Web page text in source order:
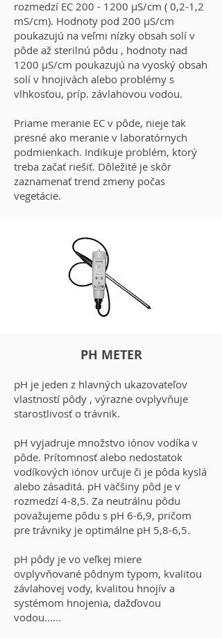
rozmedzí EC 200 - 1200 μS/cm ( 0,2-1,2
mS/cm). Hodnoty pod 200 μS/cm
poukazujú na veľmi nízky obsah solí v
pôde až sterilnú pôdu , hodnoty nad
1200 μS/cm poukazujú na vyoský obsah
solí v hnojivách alebo problémy s
vlhkosťou, príp. závlahovou vodou.
Priame meranie EC v pôde, nieje tak
presné ako meranie v laboratórnych
podmienkach. Indikuje problém, ktorý
treba začať riešiť. Dôležité je skôr
zaznamenať trend zmeny počas
vegetácie.
PH METER
pH je jeden z hlavných ukazovateľov
vlastností pôdy , výrazne ovplyvňuje
starostlivosť o trávnik.
pH vyjadruje množstvo iónov vodíka v
pôde. Prítomnosť alebo nedostatok
vodíkových iónov určuje či je pôda kyslá
alebo zásaditá. pH väčšiny pôd je v
rozmedzí 4-8,5. Za neutrálnu pôdu
považujeme pôdu s pH 6-6,9, pričom
pre trávniky je optimálne pH 5,8-6,5.
pH pôdy je vo veľkej miere
ovplyvňované pôdnym typom, kvalitou
závlahovej vody, kvalitou hnojív a
systémom hnojenia, dažďovou
vodou......